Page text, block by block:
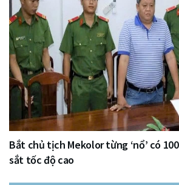
Bắt chủ tịch Mekolor từng ‘nổ’ có
sắt tốc độ cao